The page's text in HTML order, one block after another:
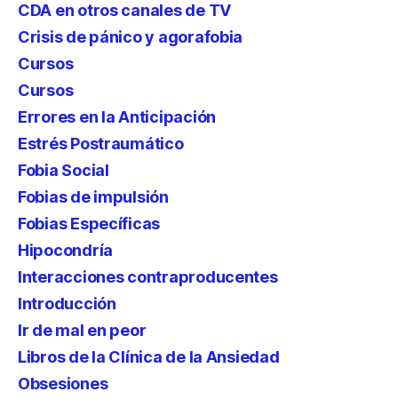
CDA en otros canales de TV
Crisis de pánico y agorafobia
Cursos
Cursos
Errores en la Anticipación
Estrés Postraumático
Fobia Social
Fobias de impulsión
Fobias Específicas
Hipocondría
Interacciones contraproducentes
Introducción
Ir de mal en peor
Libros de la Clínica de la Ansiedad
Obsesiones